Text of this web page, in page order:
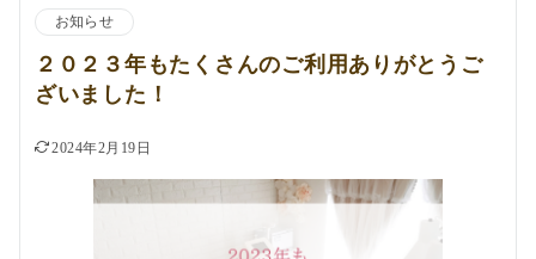
お知らせ
２０２３年もたくさんのご利用ありがとうご
ざいました！
2024年2月19日